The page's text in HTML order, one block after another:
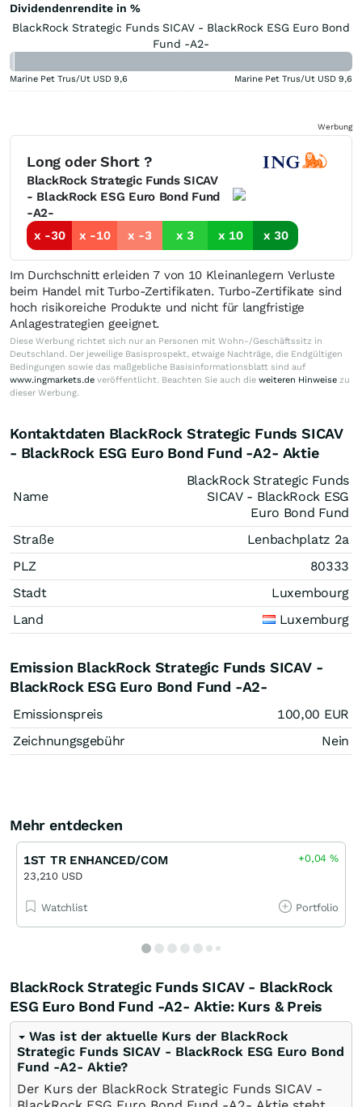
Dividendenrendite in %
BlackRock Strategic Funds SICAV - BlackRock ESG Euro Bond
Fund -A2-
Marine Pet Trus/Ut USD 9,6 Marine Pet Trus/Ut USD 9,6
Werbung
Long oder Short ?
BlackRock Strategic Funds SICAV
- BlackRock ESG Euro Bond Fund
-A2-
x -30
x -10 x -3 x 3 x 10 x 30
Im Durchschnitt erleiden 7 von 10 Kleinanlegern Verluste
beim Handel mit Turbo-Zertifikaten. Turbo-Zertifikate sind
hoch risikoreiche Produkte und nicht für langfristige
Anlagestrategien geeignet.
Diese Werbung richtet sich nur an Personen mit Wohn-/Geschäftssitz in
Deutschland. Der jeweilige Basisprospekt, etwaige Nachträge, die Endgültigen
Bedingungen sowie das maßgebliche Basisinformationsblatt sind auf
www.ingmarkets.de veröffentlicht. Beachten Sie auch die weiteren Hinweise zu
dieser Werbung.
Kontaktdaten BlackRock Strategic Funds SICAV
- BlackRock ESG Euro Bond Fund -A2- Aktie
Name
BlackRock Strategic Funds
SICAV - BlackRock ESG
Euro Bond Fund
Straße
Lenbachplatz 2a
PLZ
80333
Stadt
Luxembourg
Land
Luxemburg
Emission BlackRock Strategic Funds SICAV -
BlackRock ESG Euro Bond Fund -A2-
Emissionspreis 100,00 EUR
Zeichnungsgebühr
Nein
Mehr entdecken
1ST TR ENHANCED/COM
23,210 USD
+0,04%
Watchlist Portfolio
BlackRock Strategic Funds SICAV - BlackRock
ESG Euro Bond Fund -A2- Aktie: Kurs & Preis
Was ist der aktuelle Kurs der BlackRock
Strategic Funds SICAV - BlackRock ESG Euro Bond
Fund -A2- Aktie?
Der Kurs der BlackRock Strategic Funds SICAV -